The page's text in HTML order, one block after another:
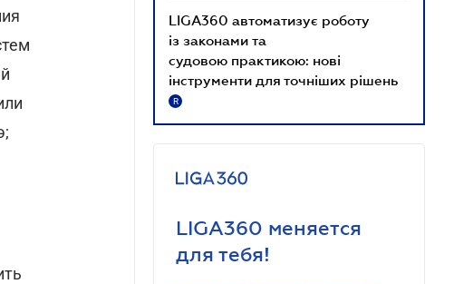
LIGA360 автоматизує роботу
із законами та
судовою практикою: нові
інструменти для точніших рішень
R
LIGA360 меняется
для тебя!